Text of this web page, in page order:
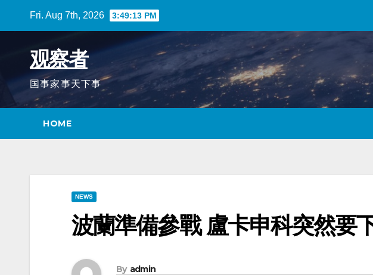
Fri. Aug 7th, 2026 3:49:14 PM
观察者
国事家事天下事
HOME
NEWS
波蘭準備參戰 盧卡申科突然要
By admin